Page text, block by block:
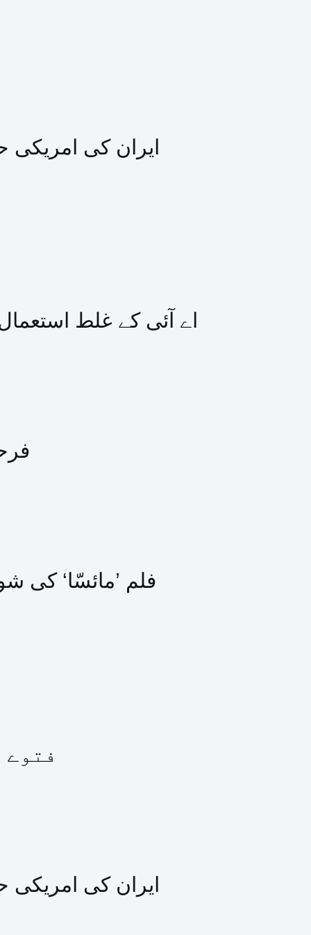
ایران کی امریکی
اے آئی کے غلط
فلم ’مائسّا‘ کی
ایران کی امریکی